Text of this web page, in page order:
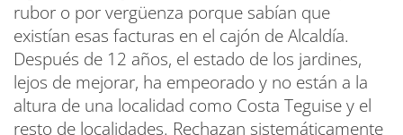
rubor o por vergüenza porque sabían que
existían esas facturas en el cajón de Alcaldía.
Después de 12 años, el estado de los jardines,
lejos de mejorar, ha empeorado y no están a la
altura de una localidad como Costa Teguise y el
resto de localidades. Rechazan sistemáticamente